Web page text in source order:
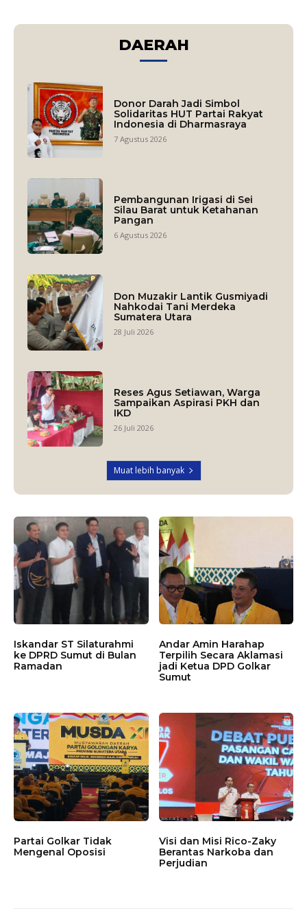
DAERAH
Donor Darah Jadi Simbol
Solidaritas HUT Partai Rakyat
Indonesia di Dharmasraya
7 Agustus 2026
Pembangunan Irigasi di Sei
Silau Barat untuk Ketahanan
Pangan
6 Agustus 2026
Don Muzakir Lantik Gusmiyadi
Nahkodai Tani Merdeka
Sumatera Utara
28 Juli 2026
Reses Agus Setiawan, Warga
Sampaikan Aspirasi PKH dan
IKD
26 Juli 2026
Muat lebih banyak
Iskandar ST Silaturahmi
ke DPRD Sumut di Bulan
Ramadan
Andar Amin Harahap
Terpilih Secara Aklamasi
jadi Ketua DPD Golkar
Sumut
Partai Golkar Tidak
Mengenal Oposisi
Visi dan Misi Rico-Zaky
Berantas Narkoba dan
Perjudian